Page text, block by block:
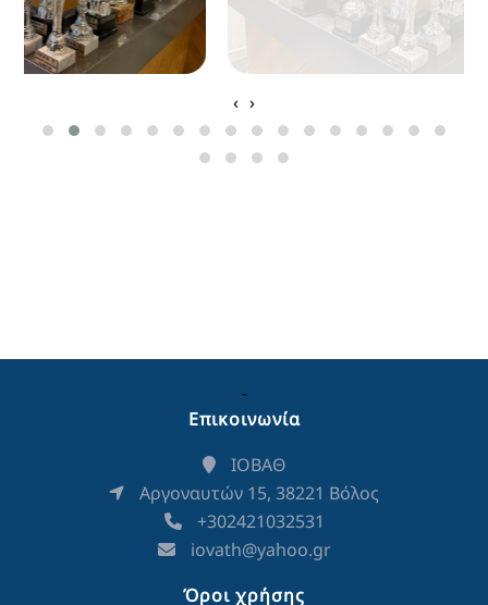
‹ ›
-
Επικοινωνία
ΙΟΒΑΘ
Αργοναυτών 15, 38221 Βόλος
+302421032531
iovath@yahoo.gr
Όροι χρήσης